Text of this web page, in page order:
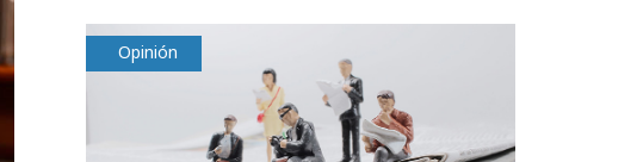
Opinión